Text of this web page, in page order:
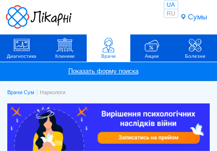
Сумы
UA
RU
Диагностика Клиники Врачи Акции Болезни
Врачи Сум Наркологи